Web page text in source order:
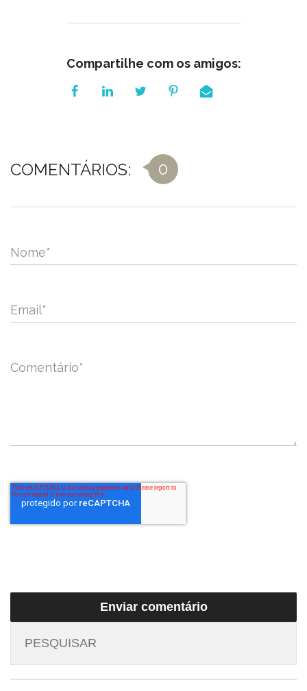
Compartilhe com os amigos:
COMENTÁRIOS: 0
Nome*
Email*
Comentário*